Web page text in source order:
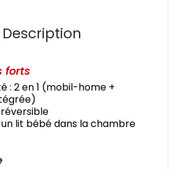
Description
forts
: 2 en 1 (mobil-home +
lit bébé dans la chambre